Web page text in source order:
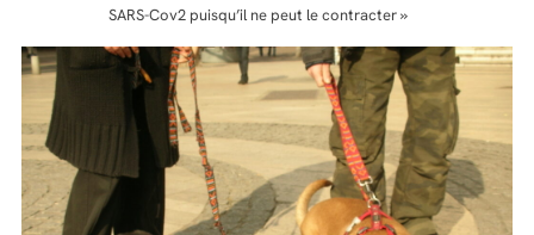
SARS-Cov2 puisqu’il ne peut le contracter »